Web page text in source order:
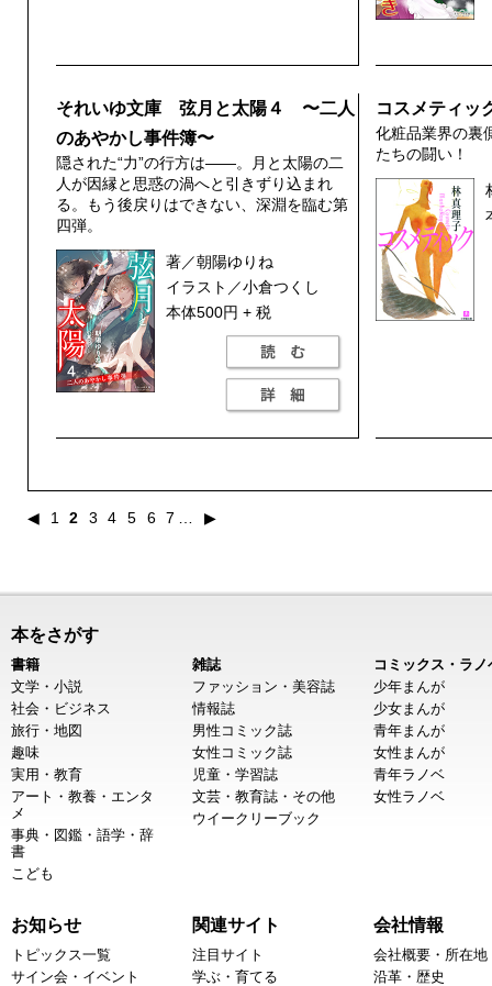
それいゆ文庫 弦月と太陽４ 〜二人
のあやかし事件簿〜
隠された“力”の行方は——。月と太陽の二
人が因縁と思惑の渦へと引きずり込まれ
る。もう後戻りはできない、深淵を臨む第
四弾。
著／朝陽ゆりね
イラスト／小倉つくし
本体500円 + 税
コスメティッ
化粧品業界の裏
たちの闘い！
◀ 1 2 3 4 5 6 7 ▶
本をさがす
書籍
文学・小説
社会・ビジネス
旅行・地図
趣味
実用・教育
アート・教養・エンタ
メ
事典・図鑑・語学・辞
書
こども
雑誌
ファッション・美容誌
情報誌
男性コミック誌
女性コミック誌
児童・学習誌
文芸・教育誌・その他
ウイークリーブック
コミックス・ラノ
少年まんが
少女まんが
青年まんが
女性まんが
青年ラノベ
女性ラノベ
お知らせ
トピックス一覧
サイン会・イベント
関連サイト
注目サイト
学ぶ・育てる
会社情報
会社概要・所在地
沿革・歴史